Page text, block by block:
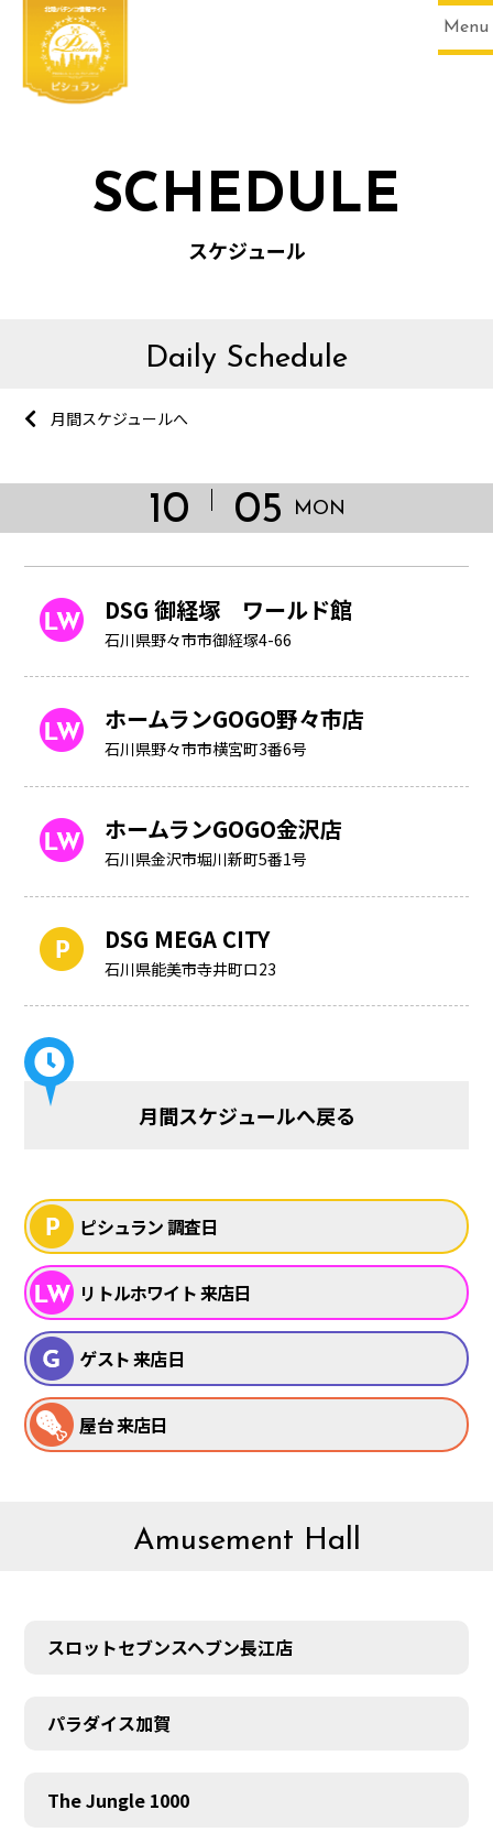
Menu
HOME
SCHEDULE
スケジュール
Daily Schedule
月間スケジュールへ
10 05 MON
DSG 御経塚 ワールド館
石川県野々市市御経塚4-66
ホームランGOGO野々市店
石川県野々市市横宮町3番6号
ホームランGOGO金沢店
石川県金沢市堀川新町5番1号
DSG MEGA CITY
石川県能美市寺井町ロ23
月間スケジュールへ戻る
ピシュラン 調査日
リトルホワイト 来店日
ゲスト 来店日
屋台 来店日
Amusement Hall
スロットセブンスヘブン長江店
パラダイス加賀
The Jungle 1000